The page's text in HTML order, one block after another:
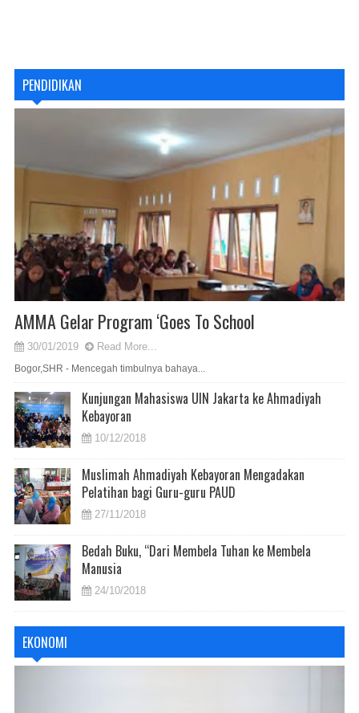
PENDIDIKAN
AMMA Gelar Program ‘Goes To School
30/01/2019 Read More...
Bogor,SHR - Mencegah timbulnya bahaya...
Kunjungan Mahasiswa UIN Jakarta ke Ahmadiyah
Kebayoran
10/12/2018
Muslimah Ahmadiyah Kebayoran Mengadakan
Pelatihan bagi Guru-guru PAUD
27/11/2018
Bedah Buku, “Dari Membela Tuhan ke Membela
Manusia
24/10/2018
EKONOMI